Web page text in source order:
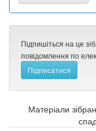
Підпишіться на це
повідомлення по
Матеріали